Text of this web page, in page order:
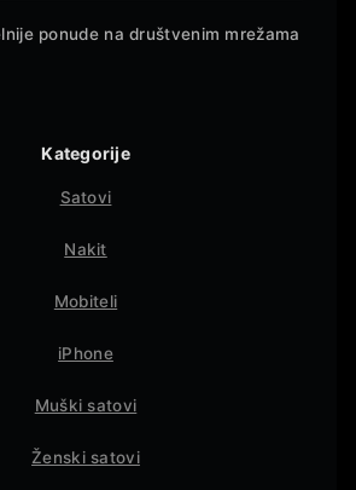
ponude na društvenim mrežama
Kategorije
Satovi
Nakit
Mobiteli
iPhone
Muški satovi
Ženski satovi